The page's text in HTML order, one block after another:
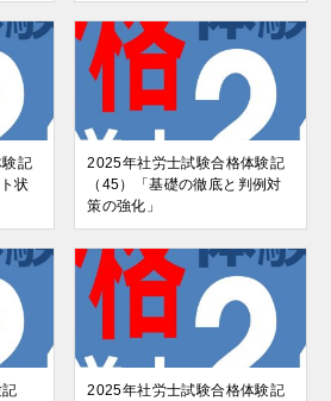
記
状
2025年社労士試験合格体験記
（45）「基礎の徹底と判例対
策の強化」
2025年社労士試験合格体験記